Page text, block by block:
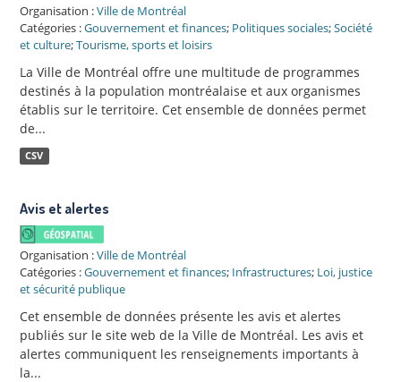
Organisation :Ville de Montréal
Catégories :Gouvernement et finances; Politiques sociales;Société
et culture;Tourisme, sports et loisirs
La Ville de Montréal offre une multitude de programmes
destinés à la population montréalaise et aux organismes
établis sur le territoire. Cet ensemble de données permet
de...
CSV
Avis et alertes
Organisation :Ville de Montréal
Catégories :Gouvernement et finances; Infrastructures; Loi, justice
et sécurité publique
Cet ensemble de données présente les avis et alertes
publiés sur le site web de la Ville de Montréal. Les avis et
alertes communiquent les renseignements importants à
la...